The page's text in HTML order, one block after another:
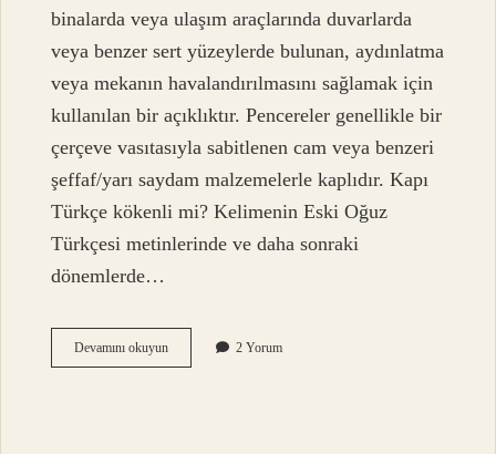
binalarda veya ulaşım araçlarında duvarlarda
veya benzer sert yüzeylerde bulunan, aydınlatma
veya mekanın havalandırılmasını sağlamak için
kullanılan bir açıklıktır. Pencereler genellikle bir
çerçeve vasıtasıyla sabitlenen cam veya benzeri
şeffaf/yarı saydam malzemelerle kaplıdır. Kapı
Türkçe kökenli mi? Kelimenin Eski Oğuz
Türkçesi metinlerinde ve daha sonraki
dönemlerde…
Devamını okuyunPencere
Türkçe
2 Yorum